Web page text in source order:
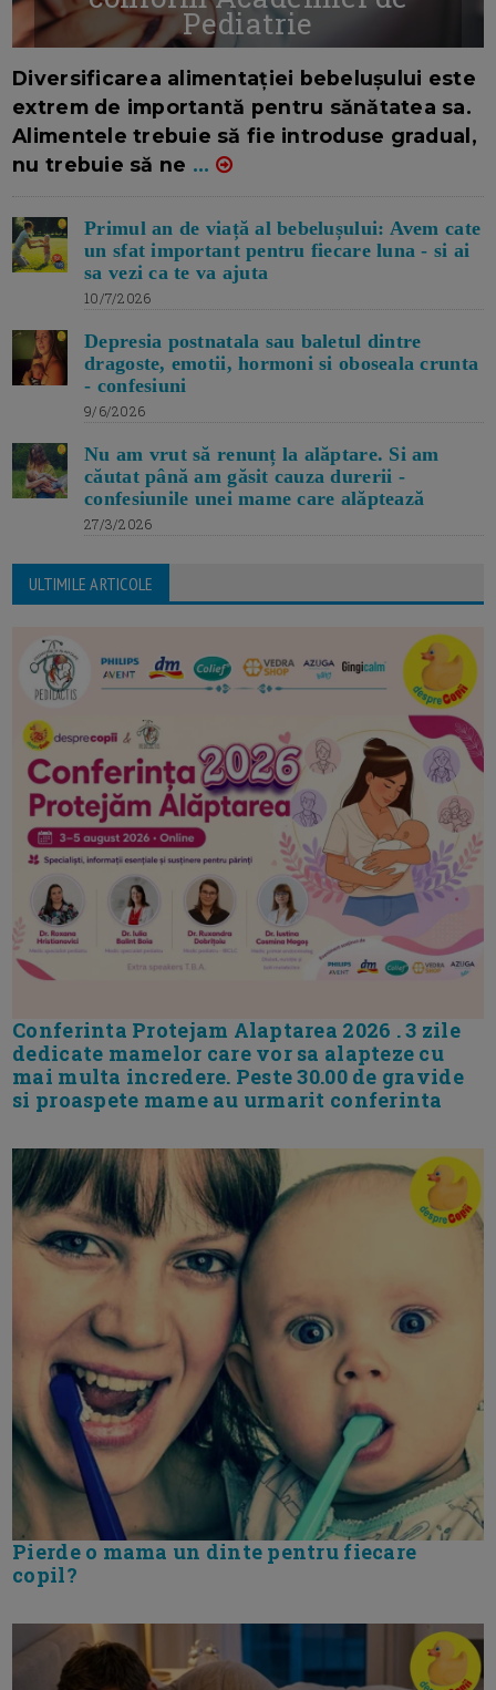
Pediatrie
Diversificarea alimentației bebelușului este
extrem de importantă pentru sănătatea sa.
Alimentele trebuie să fie introduse gradual,
nu trebuie să ne ...
Primul an de viață al bebelușului: Avem cate
un sfat important pentru fiecare luna - si ai
sa vezi ca te va ajuta
10/7/2026
Depresia postnatala sau baletul dintre
dragoste, emotii, hormoni si oboseala crunta
- confesiuni
9/6/2026
Nu am vrut să renunț la alăptare. Si am
căutat până am găsit cauza durerii -
confesiunile unei mame care alăptează
27/3/2026
ULTIMILE ARTICOLE
Conferinta Protejam Alaptarea 2026 . 3 zile
dedicate mamelor care vor sa alapteze cu
mai multa incredere. Peste 30.00 de gravide
si proaspete mame au urmarit conferinta
Pierde o mama un dinte pentru fiecare
copil?